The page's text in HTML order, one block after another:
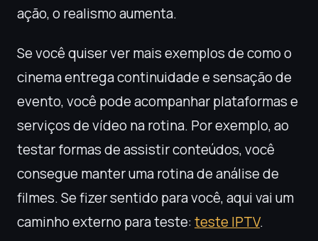
ação, o realismo aumenta.
Se você quiser ver mais exemplos de como o
cinema entrega continuidade e sensação de
evento, você pode acompanhar plataformas e
serviços de vídeo na rotina. Por exemplo, ao
testar formas de assistir conteúdos, você
consegue manter uma rotina de análise de
filmes. Se fizer sentido para você, aqui vai um
caminho externo para teste:teste IPTV.